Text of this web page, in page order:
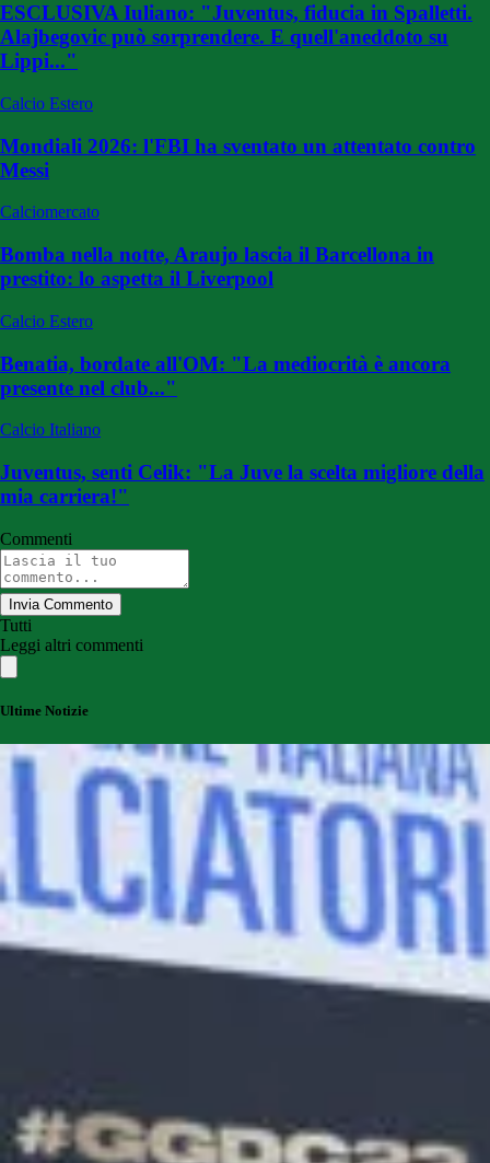
ESCLUSIVA Iuliano: "Juventus, fiducia in Spalletti.
Alajbegovic può sorprendere. E quell'aneddoto su
Lippi..."
Calcio Estero
Mondiali 2026: l'FBI ha sventato un attentato contro
Messi
Calciomercato
Bomba nella notte, Araujo lascia il Barcellona in
prestito: lo aspetta il Liverpool
Calcio Estero
Benatia, bordate all'OM: "La mediocrità è ancora
presente nel club..."
Calcio Italiano
Juventus, senti Celik: "La Juve la scelta migliore della
mia carriera!"
Commenti
Invia Commento
Tutti
Leggi altri commenti
Ultime Notizie